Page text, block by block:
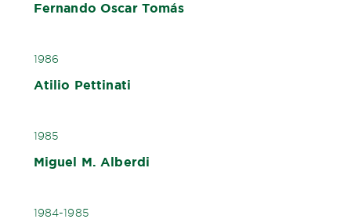
Fernando Oscar Tomás
1986
Atilio Pettinati
1985
Miguel M. Alberdi
1984-1985